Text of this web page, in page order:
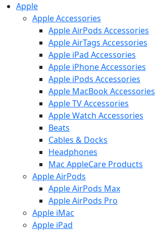
Apple
Apple Accessories
Apple AirPods Accessories
Apple AirTags Accessories
Apple iPad Accessories
Apple iPhone Accessories
Apple iPods Accessories
Apple MacBook Accessories
Apple TV Accessories
Apple Watch Accessories
Beats
Cables & Docks
Headphones
Mac AppleCare Products
Apple AirPods
Apple AirPods Max
Apple AirPods Pro
Apple iMac
Apple iPad